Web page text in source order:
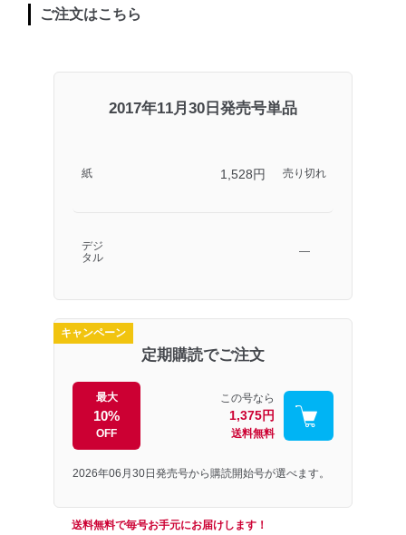
ご注文はこちら
2017年11月30日発売号単品
紙 1,528円 売り切れ
デジ
タル
―
キャンペーン
定期購読でご注文
最大
10%
OFF
この号なら
1,375円
送料無料
2026年06月30日発売号から購読開始号が選べます。
送料無料で毎号お手元にお届けします！